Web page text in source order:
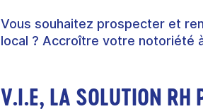
Vous souhaitez prospecter et
local ? Accroître votre notoriété
V.I.E, LA SOLUTION RH